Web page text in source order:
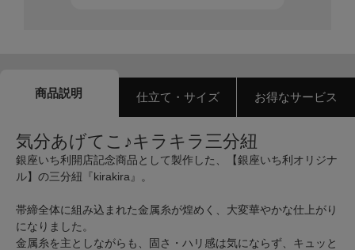
商品説明 仕立て・サイズ お得なサービス
気分あげてこ♪キラキラ三分紐
銀座いち利開店記念商品として製作した、【銀座いち利オリジナ
ル】の三分紐『kirakira』。
帯締全体に組み込まれた金属糸が煌めく、大変華やかな仕上がり
になりました。
金属糸を主としながらも、固さ・ハリ感は気にならず、キュッと